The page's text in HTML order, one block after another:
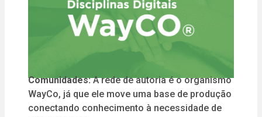
Comunidades:A rede de autoria é o organismo
WayCo, já que ele move uma base de produção
conectando conhecimento à necessidade de